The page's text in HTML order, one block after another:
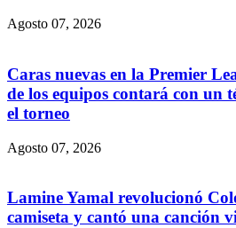
Agosto 07, 2026
Caras nuevas en la Premier
de los equipos contará con un
el torneo
Agosto 07, 2026
Lamine Yamal revolucionó
camiseta y cantó una canción